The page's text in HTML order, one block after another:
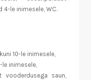
le inimesele, WC.
10-le inimesele,
inimesele,
vooderdusega saun,